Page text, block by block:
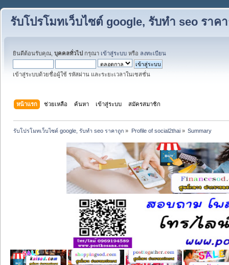
รับโปรโมทเว็บไซต์ google, รับทำ seo ราค
ยินดีต้อนรับคุณ, บุคคลทั่วไป กรุณา เข้าสู่ระบบ หรือ ลงทะเบียน
เข้าสู่ระบบด้วยชื่อผู้ใช้ รหัสผ่าน และระยะเวลาในเซสชั่น
หน้าแรก ช่วยเหลือ ค้นหา เข้าสู่ระบบ สมัครสมาชิก
รับโปรโมทเว็บไซต์ google, รับทำ seo ราคาถูก » Profile of social2thai» Summary